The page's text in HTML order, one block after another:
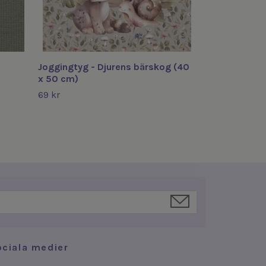
Joggingtyg - Djurens bärskog (40
x 50 cm)
69 kr
medier